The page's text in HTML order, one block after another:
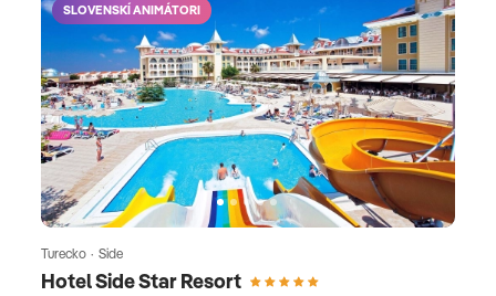
SLOVENSKÍ ANIMÁTORI
Hotel Side Star Resort
Turecko · Side